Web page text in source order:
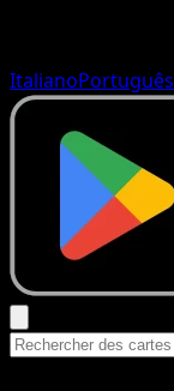
ItalianoPortuguês